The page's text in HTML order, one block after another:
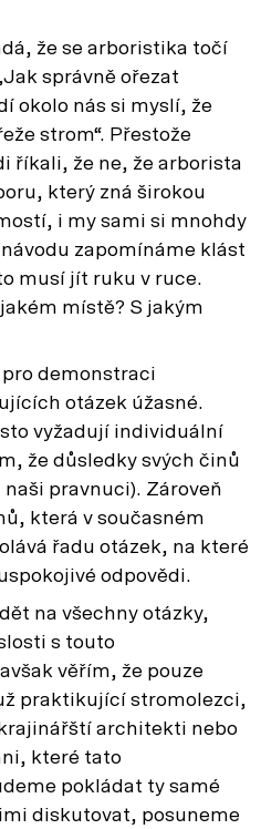
že se arboristika točí
správně ořezat
okolo nás si myslí, že
strom“. Přestože
říkali, že ne, že arborista
který zná širokou
i my sami si mnohdy
zapomínáme klást
musí jít ruku v ruce.
místě? S jakým
demonstraci
otázek úžasné.
vyžadují individuální
že důsledky svých činů
pravnuci). Zároveň
která v současném
řadu otázek, na které
odpovědi.
na všechny otázky,
s touto
věřím, že pouze
praktikující stromolezci,
architekti nebo
které tato
pokládat ty samé
diskutovat, posuneme